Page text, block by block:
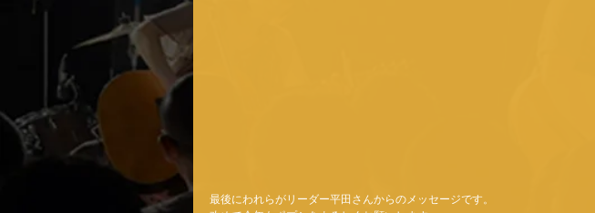
最後にわれらがリーダー平田さんからのメッセージです。